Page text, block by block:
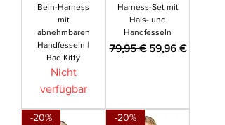
Bein-Harness
mit
abnehmbaren
Handfesseln |
Bad Kitty
Nicht
verfügbar
Harness-Set mit
Hals- und
Handfesseln
Standardpreis
79,95 € Sale-Preis
59,96 €
-20% -20%